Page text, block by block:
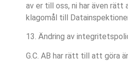
av er till oss, ni har även rätt
klagomål till
13. Ändring av
G.C. AB har rätt till att göra